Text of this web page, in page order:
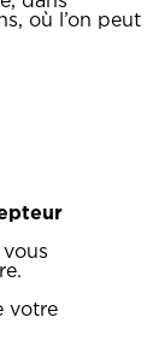
où l’on peut
votre